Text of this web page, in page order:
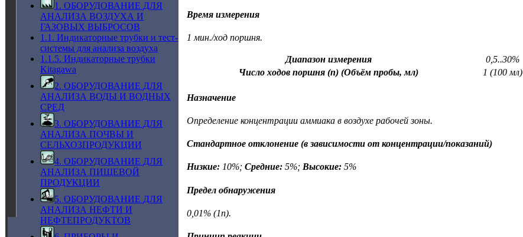
1. ОБОРУДОВАНИЕ ДЛЯ
АНАЛИЗА ВОЗДУХА И
ГАЗОВЫХ ВЫБРОСОВ
1.1. Индикаторные трубки и тест-
системы для анализа воздуха
1.1.5. Индикаторные трубки
Kitagawa
2. ОБОРУДОВАНИЕ ДЛЯ
АНАЛИЗА ВОДЫ И ВОДНЫХ
СРЕД
3. ОБОРУДОВАНИЕ ДЛЯ
АНАЛИЗА ПОЧВЫ И
СЕЛЬХОЗПРОДУКЦИИ
4. ОБОРУДОВАНИЕ ДЛЯ
АНАЛИЗА ПИЩЕВОЙ
ПРОДУКЦИИ
5. ОБОРУДОВАНИЕ ДЛЯ
АНАЛИЗА НЕФТИ И
НЕФТЕПРОДУКТОВ
Время измерения
1 мин./ход поршня.
Диапазон измерения
0,5..30%
Число ходов поршня (n) (Объём пробы, мл)
1 (100 мл)
Назначение
Определение концентрации аммиака в воздухе рабочей зоны.
Стандартное отклонение (в зависимости от концентрации/показаний)
Низкие: 10%; Средние: 5%; Высокие: 5%
Предел обнаружения
0,01% (1n).